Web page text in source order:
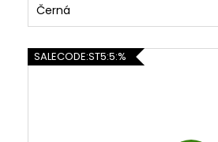
Černá
SALECODE:ST5:5:%